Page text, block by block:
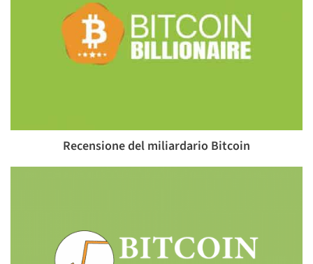
Recensione del miliardario Bitcoin